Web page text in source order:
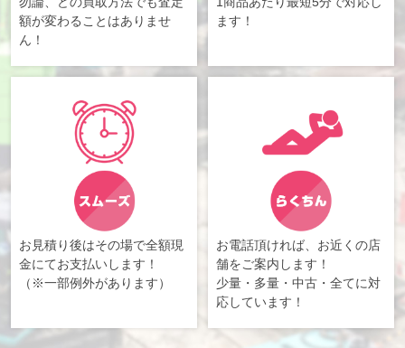
額が変わることはありませ
ん！
ます！
お見積り後はその場で全額現
金にてお支払いします！
（※一部例外があります）
お電話頂ければ、お近くの店
舗をご案内します！
少量・多量・中古・全てに対
応しています！